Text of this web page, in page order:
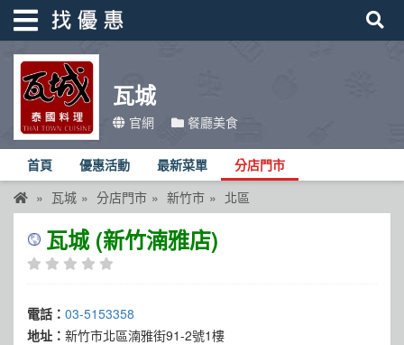
瓦城
官網 餐廳美食
首頁 優惠活動 最新菜單 分店門市
瓦城 分店門市 新竹市 北區
瓦城 (新竹湳雅店)
電話： 03-5153358
地址： 新竹市北區湳雅街91-2號1樓
找優惠
首頁
優惠活動
折價卷
線上DM
品牌總覽